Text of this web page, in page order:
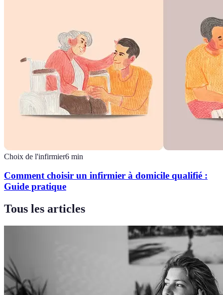
Choix de l'infirmier6 min
Comment choisir un infirmier à domicile qualifié :
Guide pratique
Tous les articles